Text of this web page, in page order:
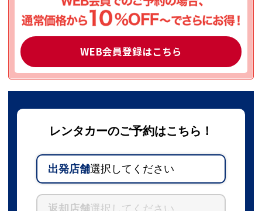
WEB会員登録はこちら
レンタカーのご予約はこちら！
出発店舗選択してください